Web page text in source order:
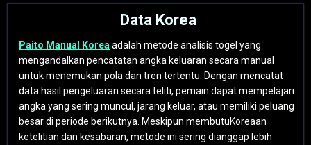
Data Korea
Paito Manual Korea adalah metode analisis togel yang
mengandalkan pencatatan angka keluaran secara manual
untuk menemukan pola dan tren tertentu. Dengan mencatat
data hasil pengeluaran secara teliti, pemain dapat mempelajari
angka yang sering muncul, jarang keluar, atau memiliki peluang
besar di periode berikutnya. Meskipun membutuKoreaan
ketelitian dan kesabaran, metode ini sering dianggap lebih